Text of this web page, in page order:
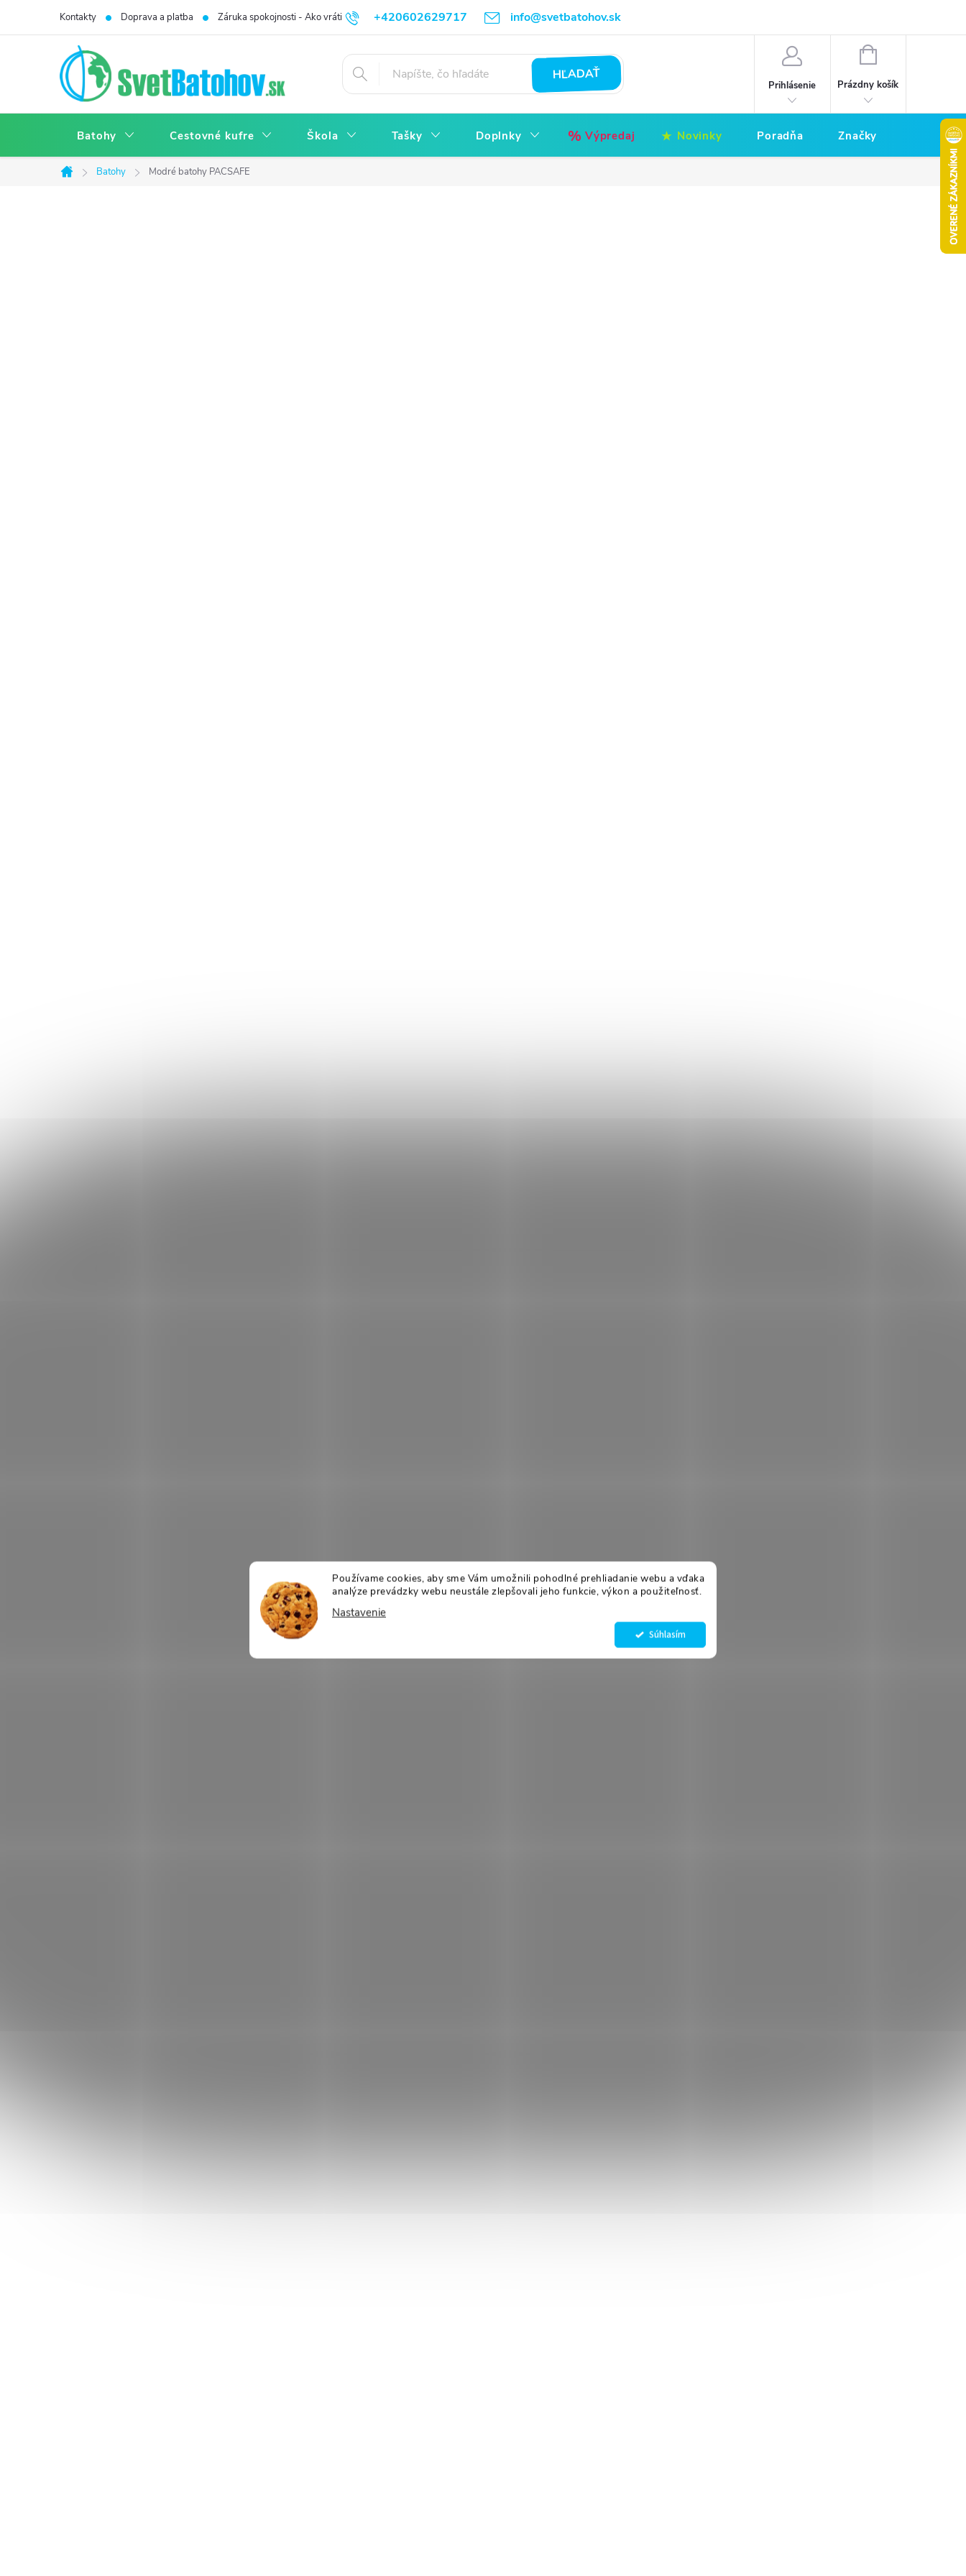
Používame cookies, aby sme Vám umožnili pohodlné prehliadanie webu a vďaka
analýze prevádzky webu neustále zlepšovali jeho funkcie, výkon a použiteľnosť.
Nastavenie
Súhlasím
+420602629717 info@svetbatohov.sk
Kontakty Doprava a platba Záruka spokojnosti - Ako vrátiť Všetko o Nákupu Napíšte nám Reklamácia bez starostí
HĽADAŤ
Prihlásenie
NÁKUPNÝ
Prázdny košík
Batohy Cestovné kufre Škola Tašky Doplnky Výpredaj Novinky Poradňa Značky
Domov
Batohy Modré batohy PACSAFE